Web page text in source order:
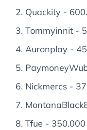
Quackity -
Tommyinnit -
Auronplay -
Nickmercs -
Tfue -